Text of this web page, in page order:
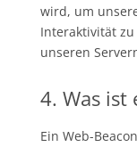
wird, um
Interaktivität
unseren
4. Was ist
Ein Web-